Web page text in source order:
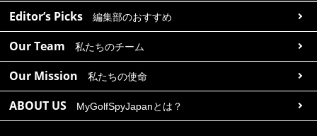
Editor’s Picks 編集部のおすすめ
Our Team 私たちのチーム
Our Mission 私たちの使命
ABOUT US MyGolfSpyJapanとは？